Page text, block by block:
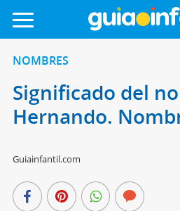
NOMBRES
Significado del
Hernando.
Guiainfantil.com